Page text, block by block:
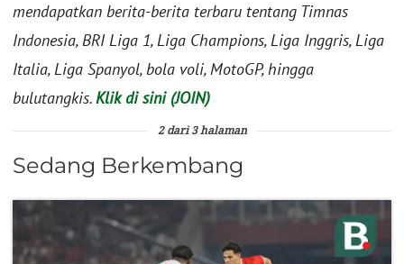
mendapatkan berita-berita terbaru tentang Timnas
Indonesia, BRI Liga 1, Liga Champions, Liga Inggris, Liga
Italia, Liga Spanyol, bola voli, MotoGP, hingga
bulutangkis.Klik di sini (JOIN)
2 dari 3 halaman
Sedang Berkembang